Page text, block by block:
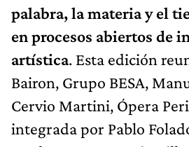
palabra, la materia y el
en procesos abiertos de
artística. Esta edición
Bairon, Grupo BESA,
Cervio Martini, Ópera
integrada por Pablo